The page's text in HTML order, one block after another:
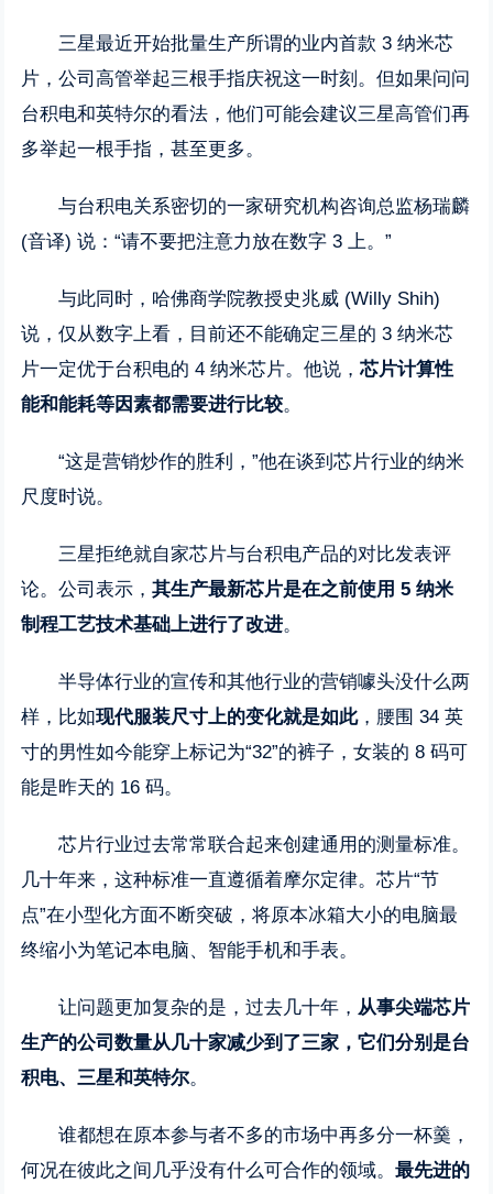
三星最近开始批量生产所谓的业内首款 3 纳米芯
片，公司高管举起三根手指庆祝这一时刻。但如果问问
台积电和英特尔的看法，他们可能会建议三星高管们再
多举起一根手指，甚至更多。
与台积电关系密切的一家研究机构咨询总监杨瑞麟
(音译) 说：“请不要把注意力放在数字 3 上。”
与此同时，哈佛商学院教授史兆威 (Willy Shih)
说，仅从数字上看，目前还不能确定三星的 3 纳米芯
片一定优于台积电的 4 纳米芯片。他说，芯片计算性
能和能耗等因素都需要进行比较。
“这是营销炒作的胜利，”他在谈到芯片行业的纳米
尺度时说。
三星拒绝就自家芯片与台积电产品的对比发表评
论。公司表示，其生产最新芯片是在之前使用 5 纳米
制程工艺技术基础上进行了改进。
半导体行业的宣传和其他行业的营销噱头没什么两
样，比如现代服装尺寸上的变化就是如此，腰围 34 英
寸的男性如今能穿上标记为“32”的裤子，女装的 8 码可
能是昨天的 16 码。
芯片行业过去常常联合起来创建通用的测量标准。
几十年来，这种标准一直遵循着摩尔定律。芯片“节
点”在小型化方面不断突破，将原本冰箱大小的电脑最
终缩小为笔记本电脑、智能手机和手表。
让问题更加复杂的是，过去几十年， 从事尖端芯片
生产的公司数量从几十家减少到了三家，它们分别是台
积电、三星和英特尔。
谁都想在原本参与者不多的市场中再多分一杯羹，
何况在彼此之间几乎没有什么可合作的领域。最先进的